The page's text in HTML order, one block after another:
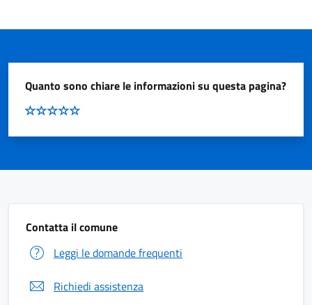
Quanto sono chiare le informazioni su questa pagina?
Contatta il comune
Leggi le domande frequenti
Richiedi assistenza